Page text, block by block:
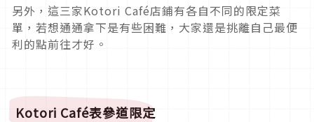
另外，這三家Kotori Café店鋪有各自不同的限定菜
單，若想通通拿下是有些困難，大家還是挑離自己最便
利的點前往才好。
Kotori Café表參道限定